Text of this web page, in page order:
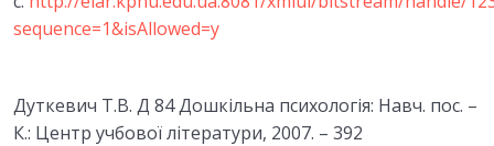
Відео: “Інтерактивні вправи”
Словник основних понять дитячої психології
sequence=1&isAllowed=y
Дуткевич Т.В. Д 84 Дошкільна психологія: Навч. пос. –
К.: Центр учбової літератури, 2007. – 392